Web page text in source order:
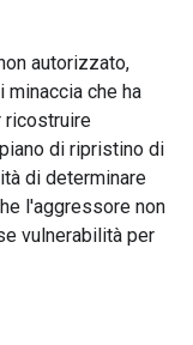
autorizzato,
che ha
ricostruire
di ripristino di
di determinare
l'aggressore non
vulnerabilità per